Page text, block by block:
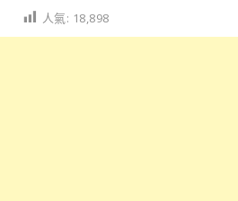
人氣: 18,898